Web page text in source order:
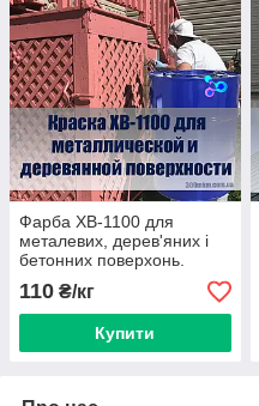
Фарба ХВ-1100 для
металевих, дерев'яних і
бетонних поверхонь.
110 ₴/кг
Купити